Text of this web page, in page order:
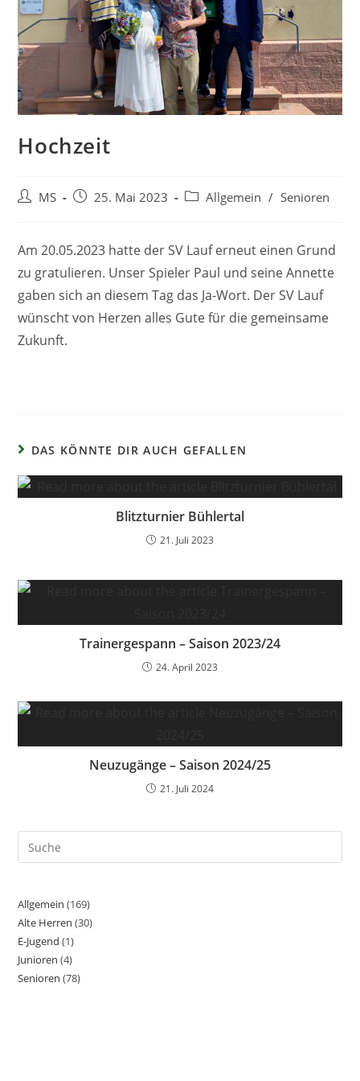
Hochzeit
MS 25. Mai 2023 Allgemein / Senioren
Am 20.05.2023 hatte der SV Lauf erneut einen Grund
zu gratulieren. Unser Spieler Paul und seine Annette
gaben sich an diesem Tag das Ja-Wort. Der SV Lauf
wünscht von Herzen alles Gute für die gemeinsame
Zukunft.
DAS KÖNNTE DIR AUCH GEFALLEN
Blitzturnier Bühlertal
21. Juli 2023
Trainergespann – Saison 2023/24
24. April 2023
Neuzugänge – Saison 2024/25
21. Juli 2024
Allgemein (169)
Alte Herren (30)
E-Jugend (1)
Junioren (4)
Senioren (78)